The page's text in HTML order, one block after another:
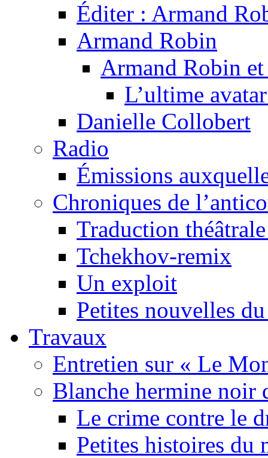
Éditer : Armand
Armand Robin
Armand Robin
L’ultime
Danielle Collobert
Radio
Émissions
Chroniques de
Traduction
Tchekhov-remix
Un exploit
Petites nouvelles
Travaux
Entretien sur « Le
Blanche hermine noir
Le crime contre le
Petites histoires du